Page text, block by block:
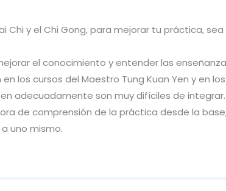
Chi y el Chi Gong, para mejorar tu práctica,
el conocimiento y entender las
los cursos del Maestro Tung Kuan Yen y en
adecuadamente son muy difíciles de integrar.
de comprensión de la práctica desde la
uno mismo.